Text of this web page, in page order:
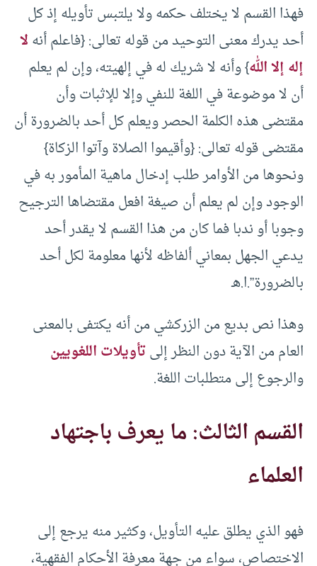
فهذا القسم لا يختلف حكمه ولا يلتبس تأويله إذ كل
أحد يدرك معنى التوحيد من قوله تعالى: {فاعلم أنهلا
إله إلا الله} وأنه لا شريك له في إلهيته، وإن لم يعلم
أن لا موضوعة في اللغة للنفي وإلا للإثبات وأن
مقتضى هذه الكلمة الحصر ويعلم كل أحد بالضرورة أن
مقتضى قوله تعالى: {وأقيموا الصلاة وآتوا الزكاة}
ونحوها من الأوامر طلب إدخال ماهية المأمور به في
الوجود وإن لم يعلم أن صيغة افعل مقتضاها الترجيح
وجوبا أو ندبا فما كان من هذا القسم لا يقدر أحد
يدعي الجهل بمعاني ألفاظه لأنها معلومة لكل أحد
بالضرورة”.ا.هـ
وهذا نص بديع من الزركشي من أنه يكتفى بالمعنى
العام من الآية دون النظر إلىتأويلات اللغويين
والرجوع إلى متطلبات اللغة.
القسم الثالث: ما يعرف باجتهاد
العلماء
فهو الذي يطلق عليه التأويل، وكثير منه يرجع إلى
الاختصاص، سواء من جهة معرفة الأحكام الفقهية،